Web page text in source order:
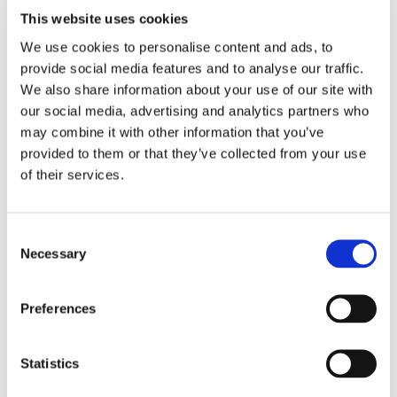
This website uses cookies
We use cookies to personalise content and ads, to
provide social media features and to analyse our traffic.
We also share information about your use of our site with
our social media, advertising and analytics partners who
may combine it with other information that you’ve
provided to them or that they’ve collected from your use
of their services.
Selection
Necessary
Preferences
Statistics
preparata con latte, panna, uova,
zucchero e moltissime spezie fra cui
noce moscata, cannella e vaniglia.
Anche se ci sono alcune tradizioni
comuni, la grandezza del paese e la
varietà di persone che oggi vivono
coesistano tante tradizioni diverse.
Non ci sono solo la neve e i paesaggi
da cartolina con camini accesi. In
festeggiare il 25 dicembre in spiaggia